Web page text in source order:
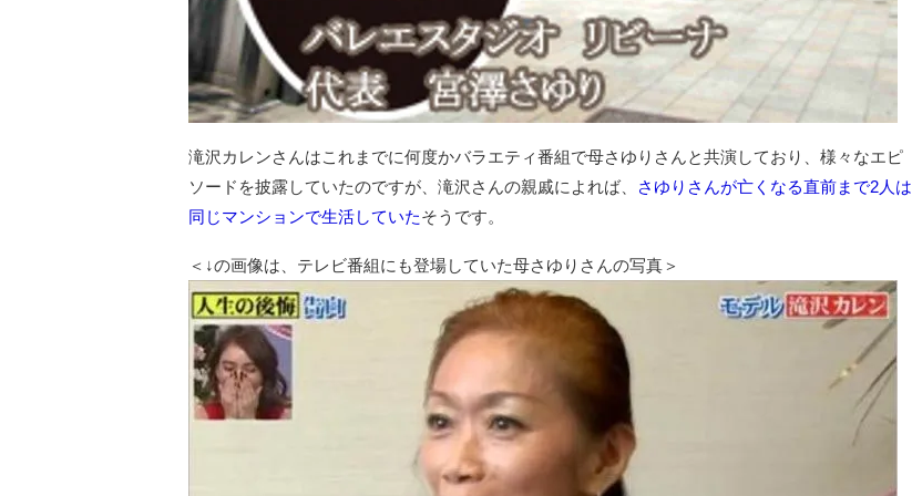
滝沢カレンさんはこれまでに何度かバラエティ番組で母さゆりさんと共演しており、様々なエピ
ソードを披露していたのですが、滝沢さんの親戚によれば、
さゆりさんが亡くなる直前まで2人は
同じマンションで生活していたそうです。
＜↓の画像は、テレビ番組にも登場していた母さゆりさんの写真＞